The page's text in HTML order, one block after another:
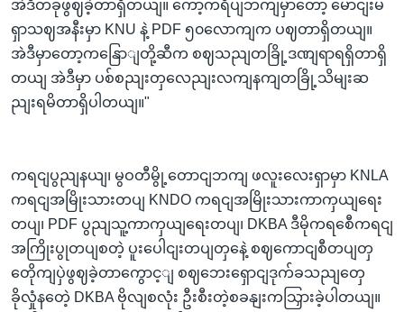
အဲဒီတခုဖွဈခဲ့တာရှိတယျ။ ကော့ကရိပျဘကျမှာတော့ မောငျးမ
ရှာသဈအနီးမှာ KNU နဲ့ PDF ၅၀လောကျက ပဈတာရှိတယျ။
အဲဒီမှာတော့ကနြောျတို့ဆီက စဈသညျတခြို့ဒဏျရာရရှိတာရှိ
တယျ အဲဒီမှာ ပစ်စညျးတှလေညျးလကျနကျတခြို့သိမျးဆ
ညျးရမိတာရှိပါတယျ။"
ကရငျပွညျနယျ၊ မွဝတီမွို့တောငျဘကျ ဖလူးလေးရှာမှာ KNLA
ကရငျအမြိုးသားတပျ KNDO ကရငျအမြိုးသားကာကှယျရေး
တပျ၊ PDF ပွညျသူ့ကာကှယျရေးတပျ၊ DKBA ဒီမိုကရစေီကရငျ
အကြိုးပွုတပျစတဲ့ ပူးပေါငျးတပျတှနေဲ့ စဈကောငျစီတပျတှ
တေိုကျပှဲဖွဈခဲ့တာကွောင့ျ စဈဘေးရှောငျဒုက်ခသညျတှေ
ခိုလှုံနတေဲ့ DKBA ဗိုလျစလုံး ဦးစီးတဲ့စခနျးကသြှားခဲ့ပါတယျ။